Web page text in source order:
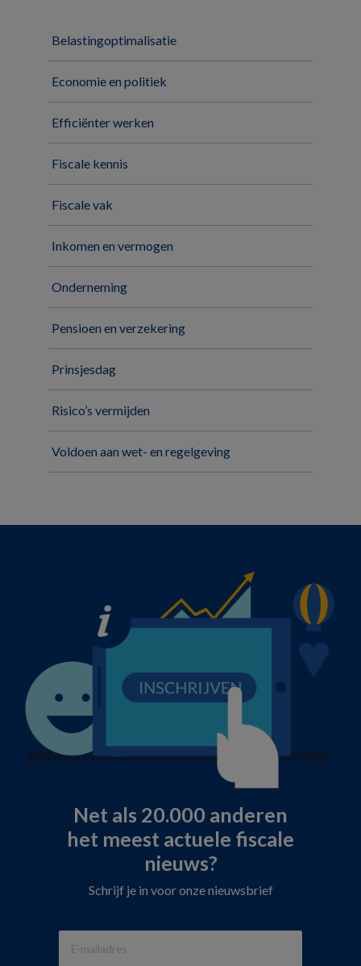
Belastingoptimalisatie
Economie en politiek
Efficiënter werken
Fiscale kennis
Fiscale vak
Inkomen en vermogen
Onderneming
Pensioen en verzekering
Prinsjesdag
Risico’s vermijden
Voldoen aan wet- en regelgeving
Net als 20.000 anderen
het meest actuele fiscale
nieuws?
Schrijf je in voor onze nieuwsbrief